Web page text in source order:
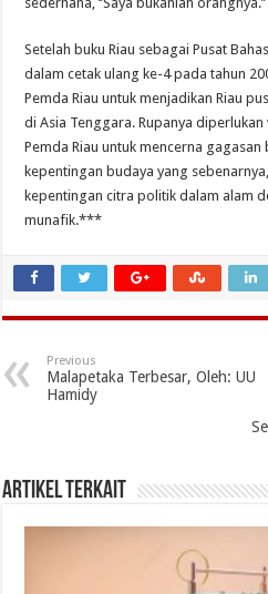
Setelah buku Riau sebagai Pusat
dalam cetak ulang ke-4 pada tahun
Pemda Riau untuk menjadikan Riau
di Asia Tenggara. Rupanya
Pemda Riau untuk mencerna
kepentingan budaya yang
kepentingan citra politik dalam alam
munafik.***
Previous
Malapetaka Terbesar, Oleh: UU
Hamidy
Artikel Terkait